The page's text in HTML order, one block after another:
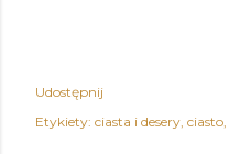
Udostępnij
Etykiety: ciasta i desery ciasto